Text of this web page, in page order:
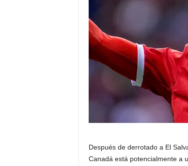
Después de derrotado a El
Canadá está potencialmente a